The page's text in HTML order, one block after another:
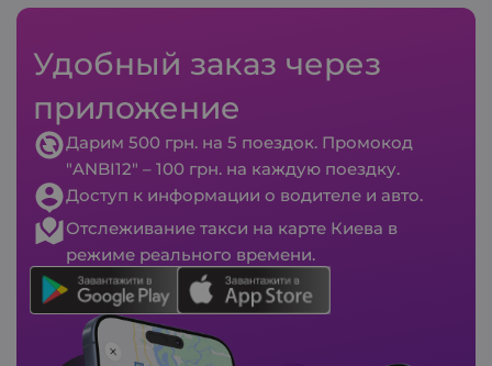
Удобный заказ через
приложение
Дарим 500 грн. на 5 поездок. Промокод
"ANBI12" – 100 грн. на каждую поездку.
Доступ к информации о водителе и авто.
Отслеживание такси на карте Киева в
режиме реального времени.